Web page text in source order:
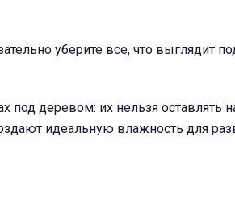
уберите все, что выглядит
под деревом: их нельзя оставлять
идеальную влажность для